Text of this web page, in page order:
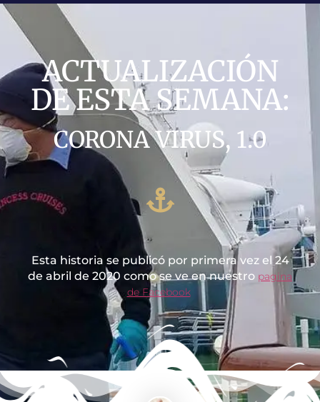
ACTUALIZACIÓN
DE ESTA SEMANA:
CORONA VIRUS, 1.0
Esta historia se publicó por primera vez el 24
de abril de 2020 como se ve en nuestro pagina
de Facebook